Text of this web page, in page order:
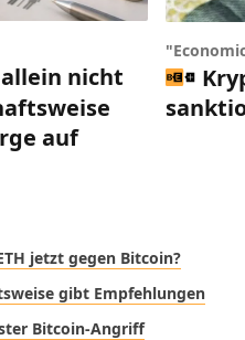
nicht
auf
jetzt gegen Bitcoin?
gibt Empfehlungen
Bitcoin-Angriff